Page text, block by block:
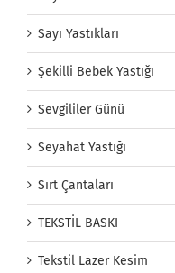
Sayı Yastıkları
Şekilli Bebek Yastığı
Sevgililer Günü
Seyahat Yastığı
Sırt Çantaları
TEKSTİL BASKI
Tekstil Lazer Kesim